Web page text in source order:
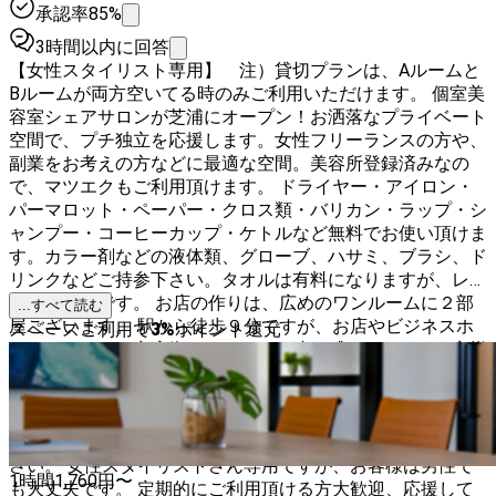
承認率85%
3時間以内に回答
【女性スタイリスト専用】 注）貸切プランは、Aルームと
Bルームが両方空いてる時のみご利用いただけます。 個室美
容室シェアサロンが芝浦にオープン！お洒落なプライベート
空間で、プチ独立を応援します。女性フリーランスの方や、
副業をお考えの方などに最適な空間。美容所登録済みなの
で、マツエクもご利用頂けます。 ドライヤー・アイロン・
パーマロット・ペーパー・クロス類・バリカン・ラップ・シ
ャンプー・コーヒーカップ・ケトルなど無料でお使い頂けま
す。カラー剤などの液体類、グローブ、ハサミ、ブラシ、ド
リンクなどご持参下さい。タオルは有料になりますが、レン
タルも可能です。 お店の作りは、広めのワンルームに２部
屋ございます。 駅から徒歩９分ですが、お店やビジネスホ
テルなどのある商店街なのであまり遠く感じにくく、お客様
へご案内しやすい場所になります。 Aルーム シャンプー台
有りのお部屋。 （ユメシャン スイング） （Bルーム リ
クライニングチェア ワゴン） 定期利用や、貸切プラン、
も可能ですのでご相談下さい。 荷物のお預かりもご相談下
さい。 女性スタイリストさん専用ですが、お客様は男性で
も大丈夫です。 定期的にご利用頂ける方大歓迎、応援して
...すべて読む
スペースご利用で3%ポイント還元
1時間1,760円〜